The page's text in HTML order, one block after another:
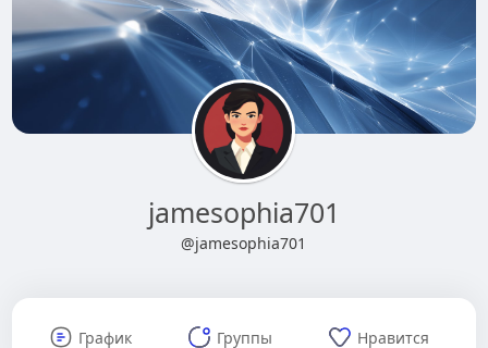
jamesophia701
@jamesophia701
График Группы Нравится